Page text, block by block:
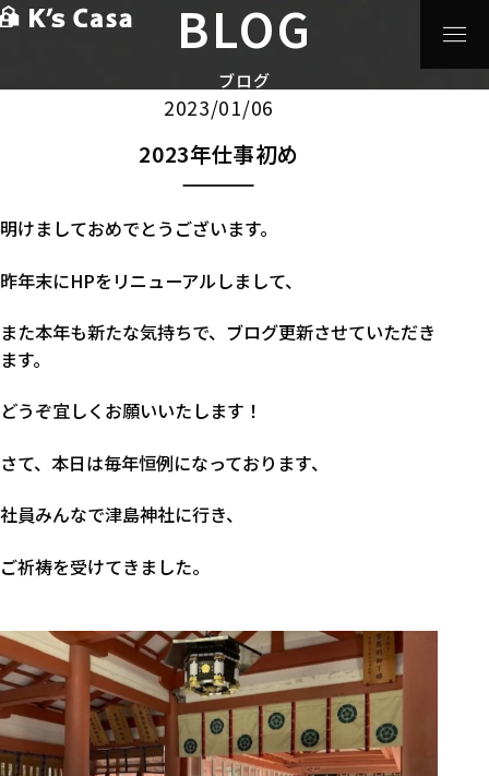
BLOG
ブログ
>2023年仕事初め
2023/01/06
2023年仕事初め
明けましておめでとうございます。
昨年末にHPをリニューアルしまして、
また本年も新たな気持ちで、ブログ更新させていただき
ます。
どうぞ宜しくお願いいたします！
さて、本日は毎年恒例になっております、
社員みんなで津島神社に行き、
ご祈祷を受けてきました。